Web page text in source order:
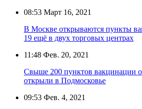
08:53 Март 16, 2021
В Москве открываются пункты
19 ещё в двух торговых центрах
11:48 Фев. 20, 2021
Свыше 200 пунктов вакцинации
открыли в Подмосковье
09:53 Фев. 4, 2021